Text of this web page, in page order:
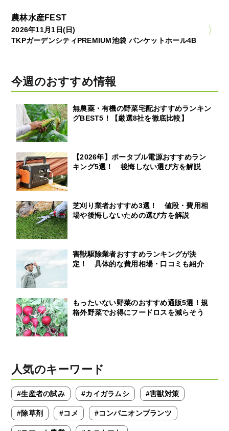
農林水産FEST
2026年11月1日(日)
TKPガーデンシティPREMIUM池袋 バンケットホール4B
今週のおすすめ情報
無農薬・有機の野菜宅配おすすめランキン
グBEST5！【厳選8社を徹底比較】
【2026年】ポータブル電源おすすめラン
キング5選！ 後悔しない選び方を解説
芝刈り業者おすすめ3選！ 値段・費用相
場や後悔しないための選び方を解説
害獣駆除業者おすすめランキングが決
定！ 具体的な費用相場・口コミも紹介
もったいない野菜のおすすめ通販5選！規
格外野菜でお得にフードロスを減らそう
人気のキーワード
#生産者の試み #カイガラムシ #害獣対策
#除草剤 #コメ #コンパニオンプランツ